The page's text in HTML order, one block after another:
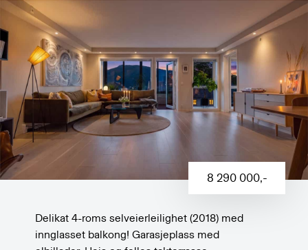
8 290 000,-
Delikat 4-roms selveierleilighet (2018) med
innglasset balkong! Garasjeplass med